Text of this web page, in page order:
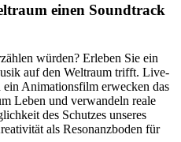
einen Soundtrack
würden? Erleben Sie ein
auf den Weltraum trifft. Live-
Animationsfilm erwecken das
Leben und verwandeln reale
des Schutzes unseres
als Resonanzboden für